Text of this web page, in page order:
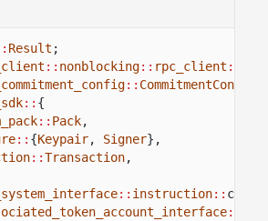
Result ;
:: nonblocking:: rpc_client ::
:: CommitmentConfig
:: {
:: Pack,
:: {Keypair, Signer},
::Transaction,
:: instruction::
::